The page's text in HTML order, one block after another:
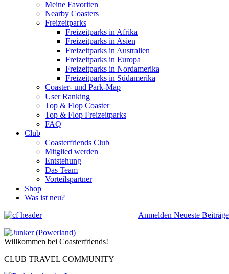
Meine Favoriten
Nearby Coasters
Freizeitparks
Freizeitparks in Afrika
Freizeitparks in Asien
Freizeitparks in Australien
Freizeitparks in Europa
Freizeitparks in Nordamerika
Freizeitparks in Südamerika
Coaster- und Park-Map
User Ranking
Top & Flop Coaster
Top & Flop Freizeitparks
FAQ
Club
Coasterfriends Club
Mitglied werden
Entstehung
Das Team
Vorteilspartner
Shop
Was ist neu?
Anmelden Neueste Beiträge
Willkommen bei Coasterfriends!
CLUB TRAVEL COMMUNITY